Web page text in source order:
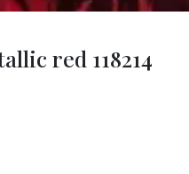
red 118214